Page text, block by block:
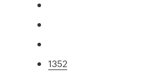
1352